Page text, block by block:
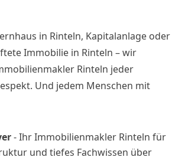
in Rinteln, Kapitalanlage oder
Immobilie in Rinteln – wir
Rinteln jeder
Und jedem Menschen mit
- Ihr Immobilienmakler Rinteln für
und tiefes Fachwissen über